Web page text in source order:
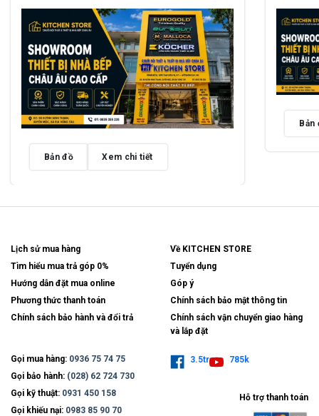
Bản đồ Xem chi tiết
Bản
Lịch sử mua hàng
Tìm hiểu mua trả góp 0%
Hướng dẫn đặt mua online
Phương thức thanh toán
Chính sách bảo hành và đổi trả
Về KITCHEN STORE
Tuyển dụng
Góp ý
Chính sách bảo mật thông tin
Chính sách vận chuyển giao hàng
và lắp đặt
Gọi mua hàng: 0936 75 74 75
Gọi bảo hành: (028) 62 724 730
Gọi kỹ thuật: 0931 450 158
Gọi khiếu nại: 0983 85 90 70
3.5tr 785k
Hỗ trợ thanh toán